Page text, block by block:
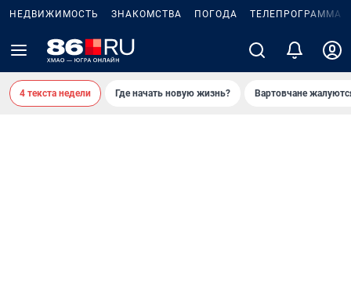
НЕДВИЖИМОСТЬ ЗНАКОМСТВА ПОГОДА ТЕЛЕПРОГРАММА
4 текста недели Где начать новую жизнь? Вартовчане